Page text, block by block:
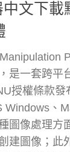
文下載
是一套跨平
授權條款發
Windows、
圖像處理方
建圖像；此